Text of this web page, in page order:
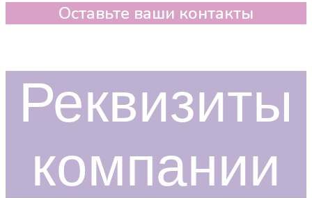
Оставьте ваши контакты
Реквизиты
компании